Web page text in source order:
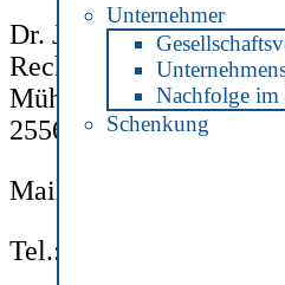
Unternehmer
Nachfolge im
Schenkung
Dr. Julia Jonas
Rechtsanwältin und
Mühlenstraße 2
25560 Schenefeld
Mail:
Tel.: 04892 / 890 8160